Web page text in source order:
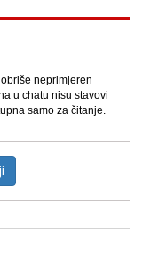
neprimjeren
u chatu nisu stavovi
samo za čitanje.